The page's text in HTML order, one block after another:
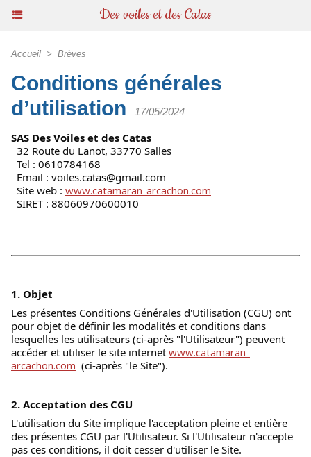
Des voiles et des Catas
Accueil > Brèves
Conditions générales
d’utilisation
17/05/2024
SAS Des Voiles et des Catas
  32 Route du Lanot, 33770 Salles
  Tel : 0610784168
  Email :
voiles.catas@gmail.com
  Site web :
www.catamaran-arcachon.com
  SIRET : 88060970600010
1. Objet
Les présentes Conditions Générales d'Utilisation (CGU) ont
pour objet de définir les modalités et conditions dans
lesquelles les utilisateurs (ci-après "l'Utilisateur") peuvent
accéder et utiliser le site internet www.catamaran-
arcachon.com
  (ci-après "le Site").
2. Acceptation des CGU
L'utilisation du Site implique l'acceptation pleine et entière
des présentes CGU par l'Utilisateur. Si l'Utilisateur n'accepte
pas ces conditions, il doit cesser d'utiliser le Site.